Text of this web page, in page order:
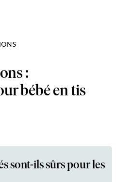
:
bébé en tis
sont-ils sûrs pour les